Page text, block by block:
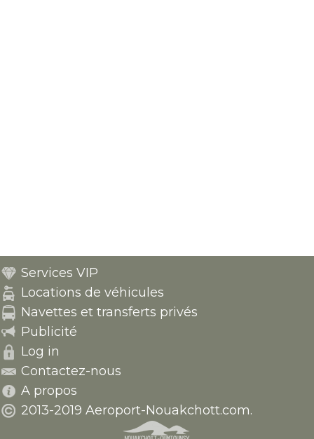
Services VIP
Locations de véhicules
Navettes et transferts privés
Publicité
Log in
Contactez-nous
A propos
2013-2019 Aeroport-Nouakchott.com.